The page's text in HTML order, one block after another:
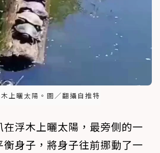
上曬太陽。圖／翻攝自推特
浮木上曬太陽，最旁側的一
衡身子，將身子往前挪動了一